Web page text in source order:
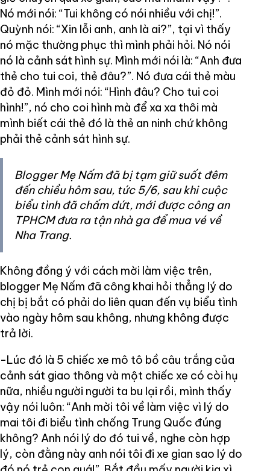
Nó mới nói: “Tui không có nói nhiều với chị!”.
Quỳnh nói: “Xin lỗi anh, anh là ai?”, tại vì thấy
nó mặc thường phục thì mình phải hỏi. Nó nói
nó là cảnh sát hình sự. Mình mới nói là: “Anh đưa
thẻ cho tui coi, thẻ đâu?”. Nó đưa cái thẻ màu
đỏ đỏ. Mình mới nói: “Hình đâu? Cho tui coi
hình!”, nó cho coi hình mà để xa xa thôi mà
mình biết cái thẻ đó là thẻ an ninh chứ không
phải thẻ cảnh sát hình sự.
Blogger Mẹ Nấm đã bị tạm giữ suốt đêm
đến chiều hôm sau, tức 5/6, sau khi cuộc
biểu tình đã chấm dứt, mới được công an
TPHCM đưa ra tận nhà ga để mua vé về
Nha Trang.
Không đồng ý với cách mời làm việc trên,
blogger Mẹ Nấm đã công khai hỏi thẳng lý do
chị bị bắt có phải do liên quan đến vụ biểu tình
vào ngày hôm sau không, nhưng không được
trả lời.
-Lúc đó là 5 chiếc xe mô tô bồ câu trắng của
cảnh sát giao thông và một chiếc xe có còi hụ
nữa, nhiều người người ta bu lại rồi, mình thấy
vậy nói luôn: “Anh mời tôi về làm việc vì lý do
mai tôi đi biểu tình chống Trung Quốc đúng
không? Anh nói lý do đó tui về, nghe còn hợp
lý, còn đằng này anh nói tôi đi xe gian sao lý do